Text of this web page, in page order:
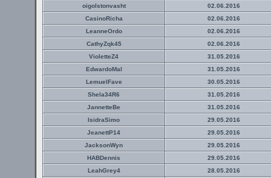
oigolstonvasht
02.06.2016
CasinoRicha
02.06.2016
LeanneOrdo
02.06.2016
CathyZqk45
02.06.2016
VioletteZ4
31.05.2016
EdwardoMal
31.05.2016
LemuelFave
30.05.2016
Shela34R6
31.05.2016
JannetteBe
31.05.2016
IsidraSimo
29.05.2016
JeanettP14
29.05.2016
JacksonWyn
29.05.2016
HABDennis
29.05.2016
LeahGrey4
28.05.2016